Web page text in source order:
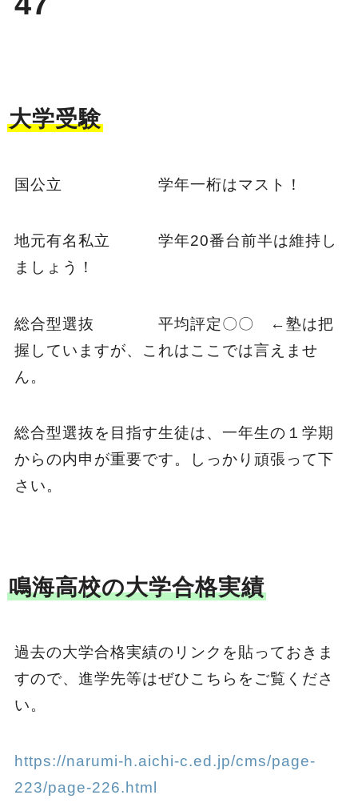
大学受験
国公立 学年一桁はマスト！
地元有名私立 学年20番台前半は維持し
ましょう！
総合型選抜 平均評定〇〇 ←塾は把
握していますが、これはここでは言えませ
ん。
総合型選抜を目指す生徒は、一年生の１学期
からの内申が重要です。しっかり頑張って下
さい。
鳴海高校の大学合格実績
過去の大学合格実績のリンクを貼っておきま
すので、進学先等はぜひこちらをご覧くださ
い。
https://narumi-h.aichi-c.ed.jp/cms/page-
223/page-226.html